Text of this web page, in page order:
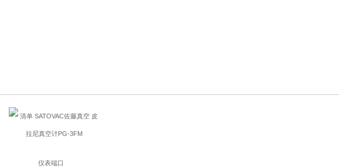
仪表端口